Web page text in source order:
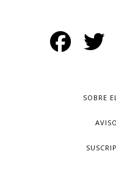
SOBRE